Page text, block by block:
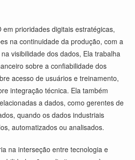
em prioridades digitais estratégicas,
na continuidade da produção, com a
visibilidade dos dados, Ela trabalha
sobre a confiabilidade dos
acesso de usuários e treinamento,
integração técnica. Ela também
a dados, como gerentes de
quando os dados industriais
automatizados ou analisados.
na interseção entre tecnologia e